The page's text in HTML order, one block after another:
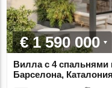
€ 1 590 000
Вилла с 4 спальнями
Барселона,